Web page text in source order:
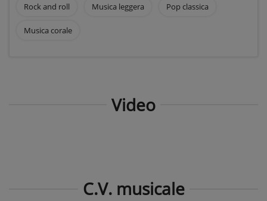
Rock and roll Musica leggera Pop classica
Musica corale
Video
C.V. musicale